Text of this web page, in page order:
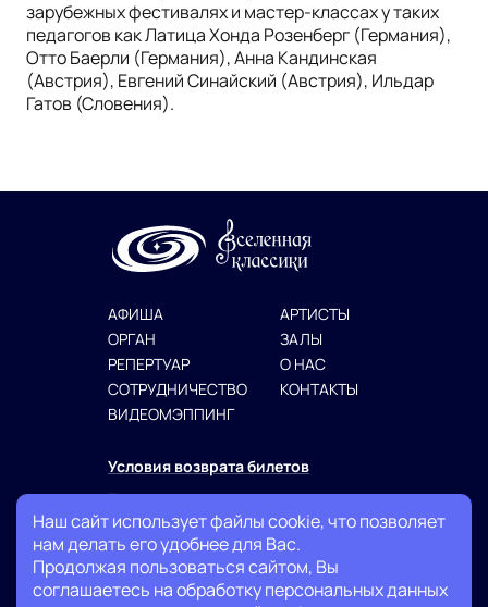
зарубежных фестивалях и мастер-классах у таких
педагогов как Латица Хонда Розенберг (Германия),
Отто Баерли (Германия), Анна Кандинская
(Австрия), Евгений Синайский (Австрия), Ильдар
Гатов (Словения).
АФИША
ОРГАН
РЕПЕРТУАР
СОТРУДНИЧЕСТВО
ВИДЕОМЭППИНГ
АРТИСТЫ
ЗАЛЫ
О НАС
КОНТАКТЫ
+7 (999) 007-13-27
Условия возврата билетов
Политика конфиденциальности
Публичная оферта
Наш сайт использует файлы cookie, что позволяет
нам делать его удобнее для Вас.
Продолжая пользоваться сайтом, Вы
соглашаетесь на обработку персональных данных